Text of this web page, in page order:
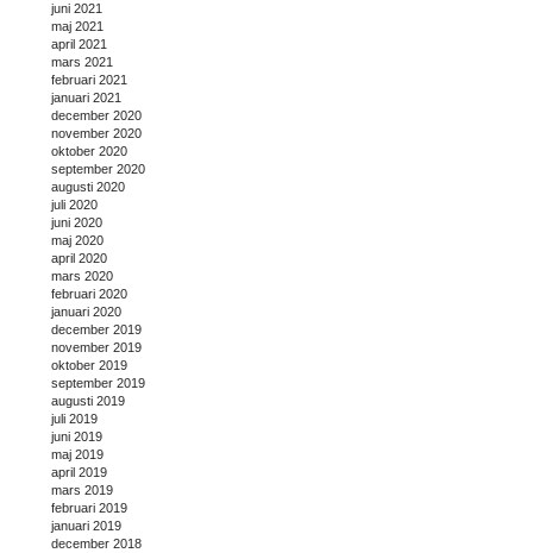
juni 2021
maj 2021
april 2021
mars 2021
februari 2021
januari 2021
december 2020
november 2020
oktober 2020
september 2020
augusti 2020
juli 2020
juni 2020
maj 2020
april 2020
mars 2020
februari 2020
januari 2020
december 2019
november 2019
oktober 2019
september 2019
augusti 2019
juli 2019
juni 2019
maj 2019
april 2019
mars 2019
februari 2019
januari 2019
december 2018